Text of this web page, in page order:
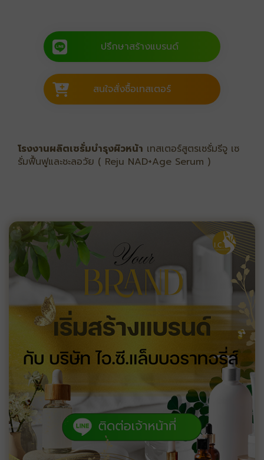
ปรึกษาสร้างแบรนด์
สนใจสั่งซื้อเทสเตอร์
โรงงานผลิตเซรั่มบำรุงผิวหน้า เทสเตอร์สูตรเซรั่มรีจู เซ
รั่มฟื้นฟูและชะลอวัย ( Reju NAD+Age Serum )